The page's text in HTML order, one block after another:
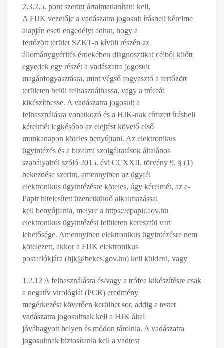
2.3.2.5. pont szerint ártalmatlanítani kell,
A FIJK vezetője a vadászatra jogosult írásbeli kérelme
alapján eseti engedélyt adhat, hogy a
fertőzött terület SZKT-n kívüli részén az
állománygyérités érdekében diagnosztikai célból kilőtt
egyedek egy részét a vadászatra jogosult
magánfogyasztásra, mint végső fogyasztó a fertőzött
területen belül felhasználhassa, vagy a trófeát
kikészíthesse. A vadászatra jogosult a
felhasználásra vonatkozó és a HJK-nak címzett írásbeli
kérelmét legkésőbb az elejtést követő első
munkanapon köteles benyújtani. Az elektronikus
ügyintézés és a bizalmi szolgáltatások általános
szabályairól szóló 2015. évi CCXXII. törvény 9. § (1)
bekezdése szerint, amennyiben az ügyfél
elektronikus ügyintézésre köteles, úgy kérelmét, az e-
Papir hitelesített üzenetküldő alkalmazással
kell benyújtania, melyre a https://epapir.aov.hu
elektronikus ügyintézési felületen keresztül van
lehetősége. Amennyiben elektronikus ügyintézésre nem
kötelezett, akkor a FIJK elektronikus
postafiókjára (hjk@bekes.gov.hu) kell küldeni, vagy
1.2.12 A felhasználásra és/vagy a trófea kikészítésre csak
a negatív virológiái (PCR) eredmény
megérkezést követően kerülhet sor, addig a testet
vadászatra jogosultnak kell a HJK által
jóváhagyott helyen és módon tárolnia. A vadászatra
jogosultnak biztosítania kell a vadtest